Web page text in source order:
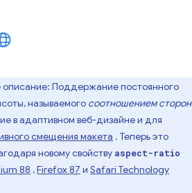
описание: Поддержание постоянного
называемого соотношением сторон
в адаптивном веб-дизайне и для
смещения макета . Теперь это
новому свойству aspect-ratio
88 ,Firefox 87 и Safari Technology